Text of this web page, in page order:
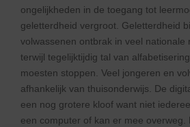
ongelijkheden in de toegang tot
geletterdheid vergroot. Geletterdheid
volwassenen ontbrak in veel nationale
terwijl tegelijktijdig tal van
moesten stoppen. Veel jongeren en
afhankelijk van thuisonderwijs. De
een nog grotere kloof want niet
een computer of kan er mee overweg.